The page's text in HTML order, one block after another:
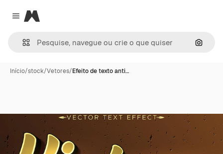
Close menu
Magnific
Início/stock/Vetores/Efeito de texto anti…